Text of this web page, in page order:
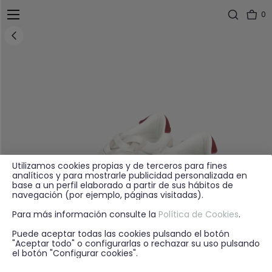
0
Utilizamos cookies propias y de terceros para fines
analíticos y para mostrarle publicidad personalizada en
base a un perfil elaborado a partir de sus hábitos de
navegación (por ejemplo, páginas visitadas).
Para más información consulte la Política de Cookies.
Puede aceptar todas las cookies pulsando el botón
"Aceptar todo" o configurarlas o rechazar su uso pulsando
el botón "Configurar cookies".